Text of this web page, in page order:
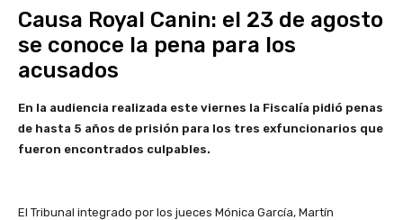
Causa Royal Canin: el 23 de agosto
se conoce la pena para los
acusados
En la audiencia realizada este viernes la Fiscalía pidió penas
de hasta 5 años de prisión para los tres exfuncionarios que
fueron encontrados culpables.
El Tribunal integrado por los jueces Mónica García, Martín